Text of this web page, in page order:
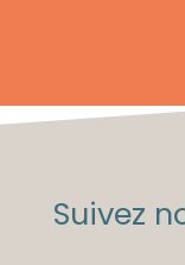
Suivez